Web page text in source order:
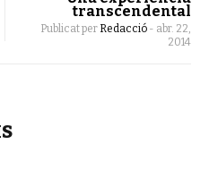
transcendental
Publicat per Redacció - abr. 22,
2014